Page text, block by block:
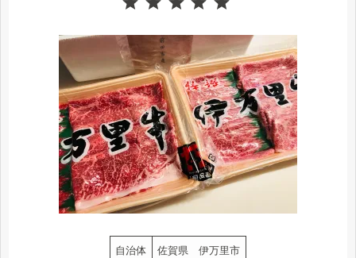
自治体 佐賀県 伊万里市